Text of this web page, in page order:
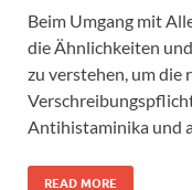
Beim Umgang mit
die Ähnlichkeiten
zu verstehen, um die
Antihistaminika und
READ MORE